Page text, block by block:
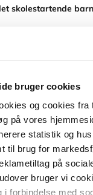
bruger cookies
og cookies fra
på vores
statistik og
til brug for
på
bruger vi
i forbindelse med
skolestartende barn